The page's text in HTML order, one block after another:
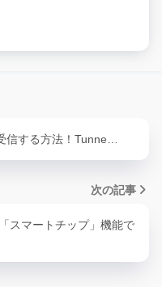
信する方法！Tunne…
次の記事
スマートチップ」機能で